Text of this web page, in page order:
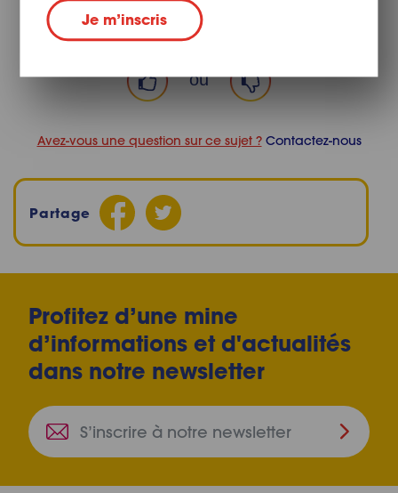
Avez-vous trouvé cet article utile ?
ou
Avez-vous une question sur ce sujet ?Contactez-nous
Partage
Profitez d’une mine
d’informations et d'actualités
dans notre newsletter
à
Je m’inscris